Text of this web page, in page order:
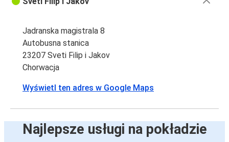
Jadranska magistrala 8
Autobusna stanica
23207 Sveti Filip i Jakov
Chorwacja
Wyświetl ten adres w Google Maps
Najlepsze usługi na pokładzie